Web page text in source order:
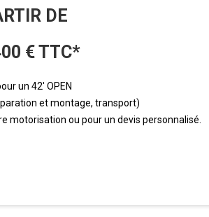
DE
€ TTC*
un 42′ OPEN
et montage, transport)
motorisation ou pour un devis personnalisé.